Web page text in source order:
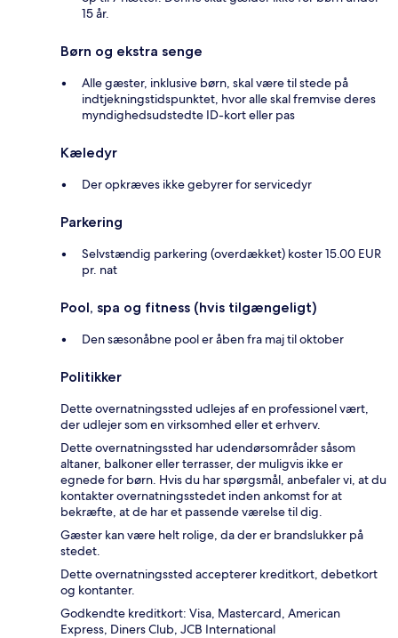
15 år.
Børn og ekstra senge
Alle gæster, inklusive børn, skal være til stede på
indtjekningstidspunktet, hvor alle skal fremvise deres
myndighedsudstedte ID-kort eller pas
Kæledyr
Der opkræves ikke gebyrer for servicedyr
Parkering
Selvstændig parkering (overdækket) koster 15.00 EUR
pr. nat
Pool, spa og fitness (hvis tilgængeligt)
Den sæsonåbne pool er åben fra maj til oktober
Politikker
Dette overnatningssted udlejes af en professionel vært,
der udlejer som en virksomhed eller et erhverv.
Dette overnatningssted har udendørsområder såsom
altaner, balkoner eller terrasser, der muligvis ikke er
egnede for børn. Hvis du har spørgsmål, anbefaler vi, at du
kontakter overnatningsstedet inden ankomst for at
bekræfte, at de har et passende værelse til dig.
Gæster kan være helt rolige, da der er brandslukker på
stedet.
Dette overnatningssted accepterer kreditkort, debetkort
og kontanter.
Godkendte kreditkort: Visa, Mastercard, American
Express, Diners Club, JCB International